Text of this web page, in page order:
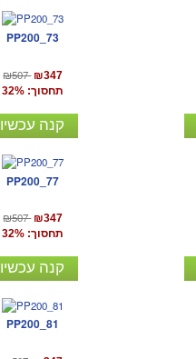
PP200_73
₪507 ₪347
תחסוך: 32%
קנה עכשיו
PP200_77
₪507 ₪347
תחסוך: 32%
קנה עכשיו
PP200_81